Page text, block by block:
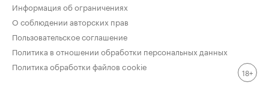
Информация об ограничениях
О соблюдении авторских прав
Пользовательское соглашение
Политика в отношении обработки персональных данных
Политика обработки файлов cookie
18+